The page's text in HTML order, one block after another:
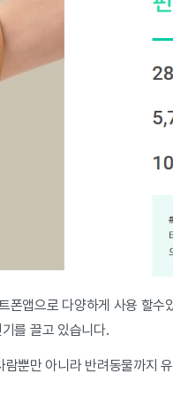
폰앱으로 다양하게 사용 할
를 끌고 있습니다.
뿐만 아니라 반려동물까지